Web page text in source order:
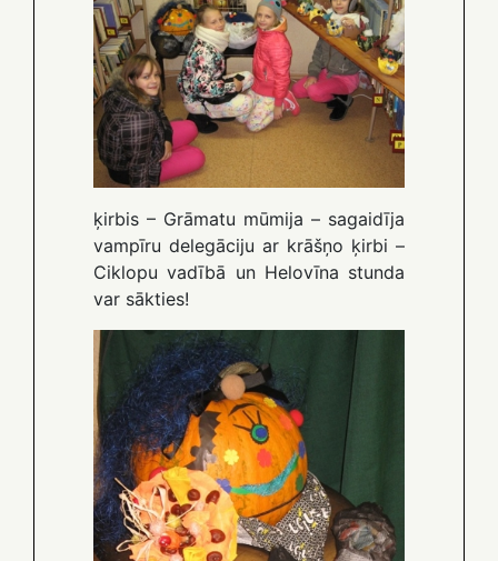
ķirbis – Grāmatu mūmija – sagaidīja
vampīru delegāciju ar krāšņo ķirbi –
Ciklopu vadībā un Helovīna stunda
var sākties!